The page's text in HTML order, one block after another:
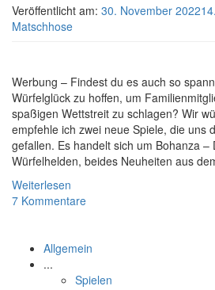
Veröffentlicht am: 30. November 2022
Matschhose
Werbung – Findest du es auch so
Würfelglück zu hoffen, um
spaßigen Wettstreit zu schlagen? Wir
empfehle ich zwei neue Spiele, die uns
gefallen. Es handelt sich um Bohanza –
Würfelhelden, beides Neuheiten aus
Weiterlesen
7 Kommentare
Allgemein
...
Spielen